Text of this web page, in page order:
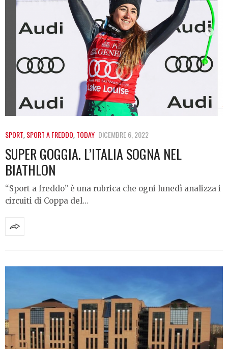
SPORT,SPORT A FREDDO,TODAY DICEMBRE 6, 2022
SUPER GOGGIA. L’ITALIA SOGNA NEL
BIATHLON
“Sport a freddo” è una rubrica che ogni lunedì analizza i
circuiti di Coppa del…